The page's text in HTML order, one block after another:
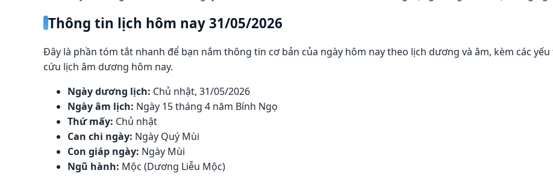
Thông tin lịch hôm nay 31/05/2026
Đây là phần tóm tắt nhanh để bạn nắm thông tin cơ bản của ngày hôm nay theo lịch dương và âm, kèm các
cứu lịch âm dương hôm nay.
Ngày dương lịch: Chủ nhật, 31/05/2026
Ngày âm lịch: Ngày 15 tháng 4 năm Bính Ngọ
Thứ mấy: Chủ nhật
Can chi ngày: Ngày Quý Mùi
Con giáp ngày: Ngày Mùi
Ngũ hành: Mộc (Dương Liễu Mộc)